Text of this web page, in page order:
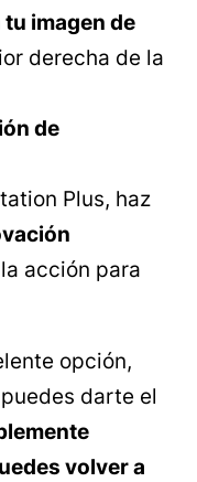
imagen de
derecha de la
de
Plus, haz
acción para
opción,
darte el
volver a